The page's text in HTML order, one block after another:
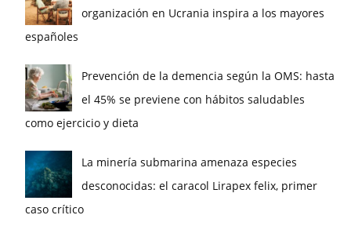
organización en Ucrania inspira a los mayores
españoles
Prevención de la demencia según la OMS: hasta
el 45% se previene con hábitos saludables
como ejercicio y dieta
La minería submarina amenaza especies
desconocidas: el caracol Lirapex felix, primer
caso crítico